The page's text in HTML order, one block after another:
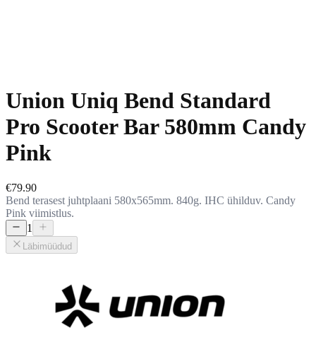
Union Uniq Bend Standard
Pro Scooter Bar 580mm Candy
Pink
€79.90
Bend terasest juhtplaani 580x565mm. 840g. IHC ühilduv. Candy
Pink viimistlus.
1
Läbimüüdud